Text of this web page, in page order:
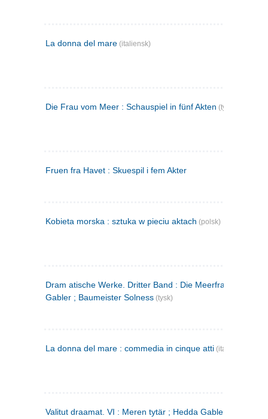
La donna del mare (italiensk)
Die Frau vom Meer : Schauspiel in fünf Akten (tysk)
Fruen fra Havet : Skuespil i fem Akter
Kobieta morska : sztuka w pieciu aktach (polsk)
Dram atische Werke. Dritter Band : Die Meerfrau ; Hedda
Gabler ; Baumeister Solness (tysk)
La donna del mare : commedia in cinque atti (italiensk)
Valitut draamat. VI : Meren tytär ; Hedda Gabler ;